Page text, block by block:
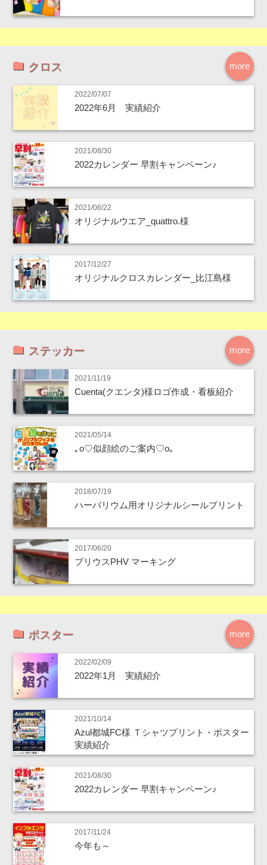
more
クロス
2022/07/07
2022年6月 実績紹介
2021/08/30
2022カレンダー 早割キャンペーン♪
2021/06/22
オリジナルウエア_quattro.様
2017/12/27
オリジナルクロスカレンダー_比江島様
more
ステッカー
2021/11/19
Cuenta(クエンタ)様ロゴ作成・看板紹介
2021/05/14
｡o♡似顔絵のご案内♡o｡
2018/07/19
ハーバリウム用オリジナルシールプリント
2017/06/20
プリウスPHV マーキング
more
ポスター
2022/02/09
2022年1月 実績紹介
2021/10/14
Azul都城FC様 Ｔシャツプリント・ポスター
実績紹介
2021/08/30
2022カレンダー 早割キャンペーン♪
2017/11/24
今年も～